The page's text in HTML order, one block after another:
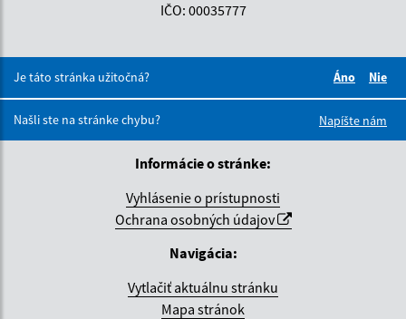
IČO: 00035777
Je táto stránka užitočná?
Áno
Nie
Našli ste na stránke chybu?
Napíšte nám
Informácie o stránke:
Vyhlásenie o prístupnosti
Ochrana osobných údajov
Navigácia:
Vytlačiť aktuálnu stránku
Mapa stránok